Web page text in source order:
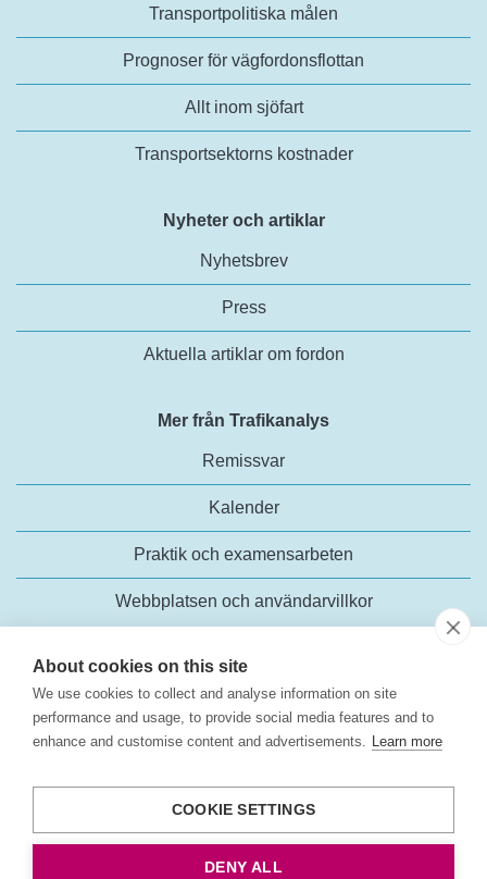
About cookies on this site
We use cookies to collect and analyse information on site
performance and usage, to provide social media features and to
enhance and customise content and advertisements. Learn more
COOKIE SETTINGS
DENY ALL
Transportpolitiska målen
Prognoser för vägfordonsflottan
Allt inom sjöfart
Transportsektorns kostnader
Nyheter och artiklar
Nyhetsbrev
Press
Aktuella artiklar om fordon
Mer från Trafikanalys
Remissvar
Kalender
Praktik och examensarbeten
Webbplatsen och användarvillkor
Rosenlundsgatan 54
118 63 Stockholm
+46 (0)10-414 42 00